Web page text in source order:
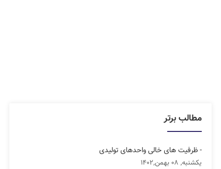
مطالب برتر
- ظرفیت های خالی واحدهای تولیدی
یکشنبه, 08 بهمن,1402